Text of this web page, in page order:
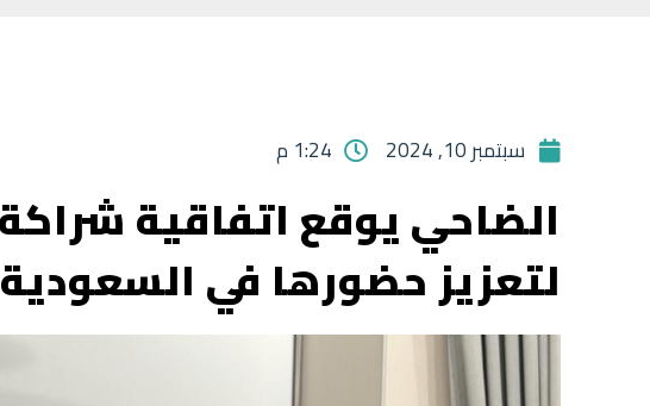
سبتمبر 10, 2024 1:24 م
لتعزيز حضورها في السعودية